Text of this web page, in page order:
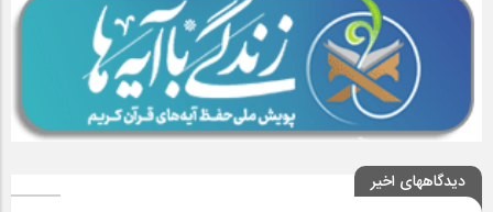
دیدگاههای اخیر